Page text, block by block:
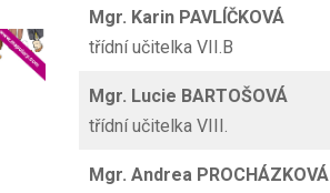
Mgr. Karin PAVLÍČKOVÁ
třídní učitelka VII.B
Mgr. Lucie BARTOŠOVÁ
třídní učitelka VIII.
Mgr. Andrea PROCHÁZKOVÁ